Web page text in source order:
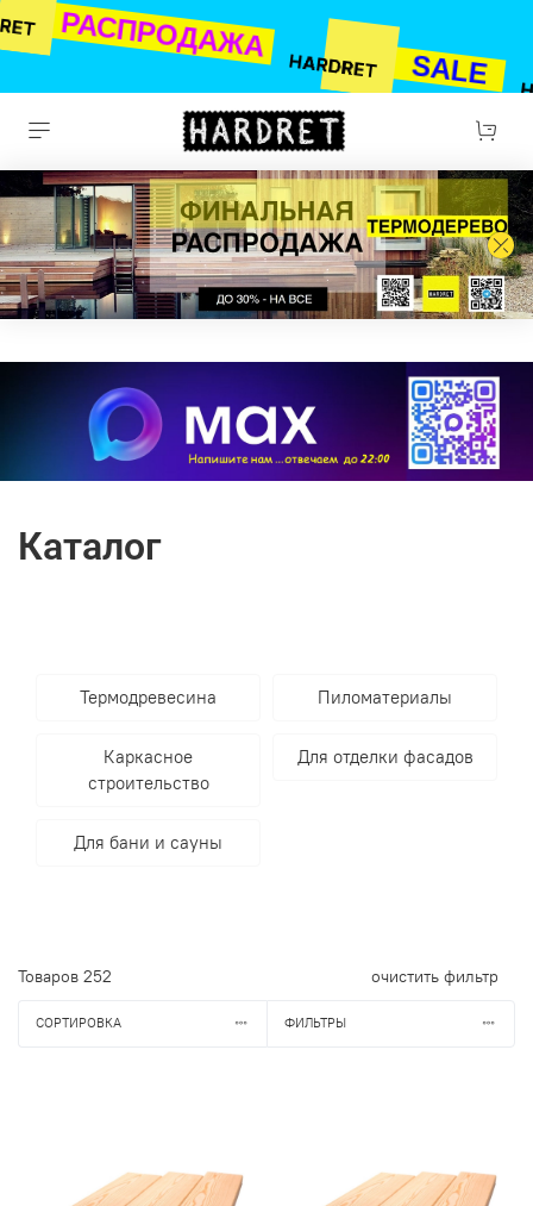
Каталог
Термодревесина Пиломатериалы
Каркасное
строительство
Для отделки фасадов
Для бани и сауны
Товаров 252 очистить фильтр
СОРТИРОВКА ФИЛЬТРЫ
РАСПРОДАЖА
SALE